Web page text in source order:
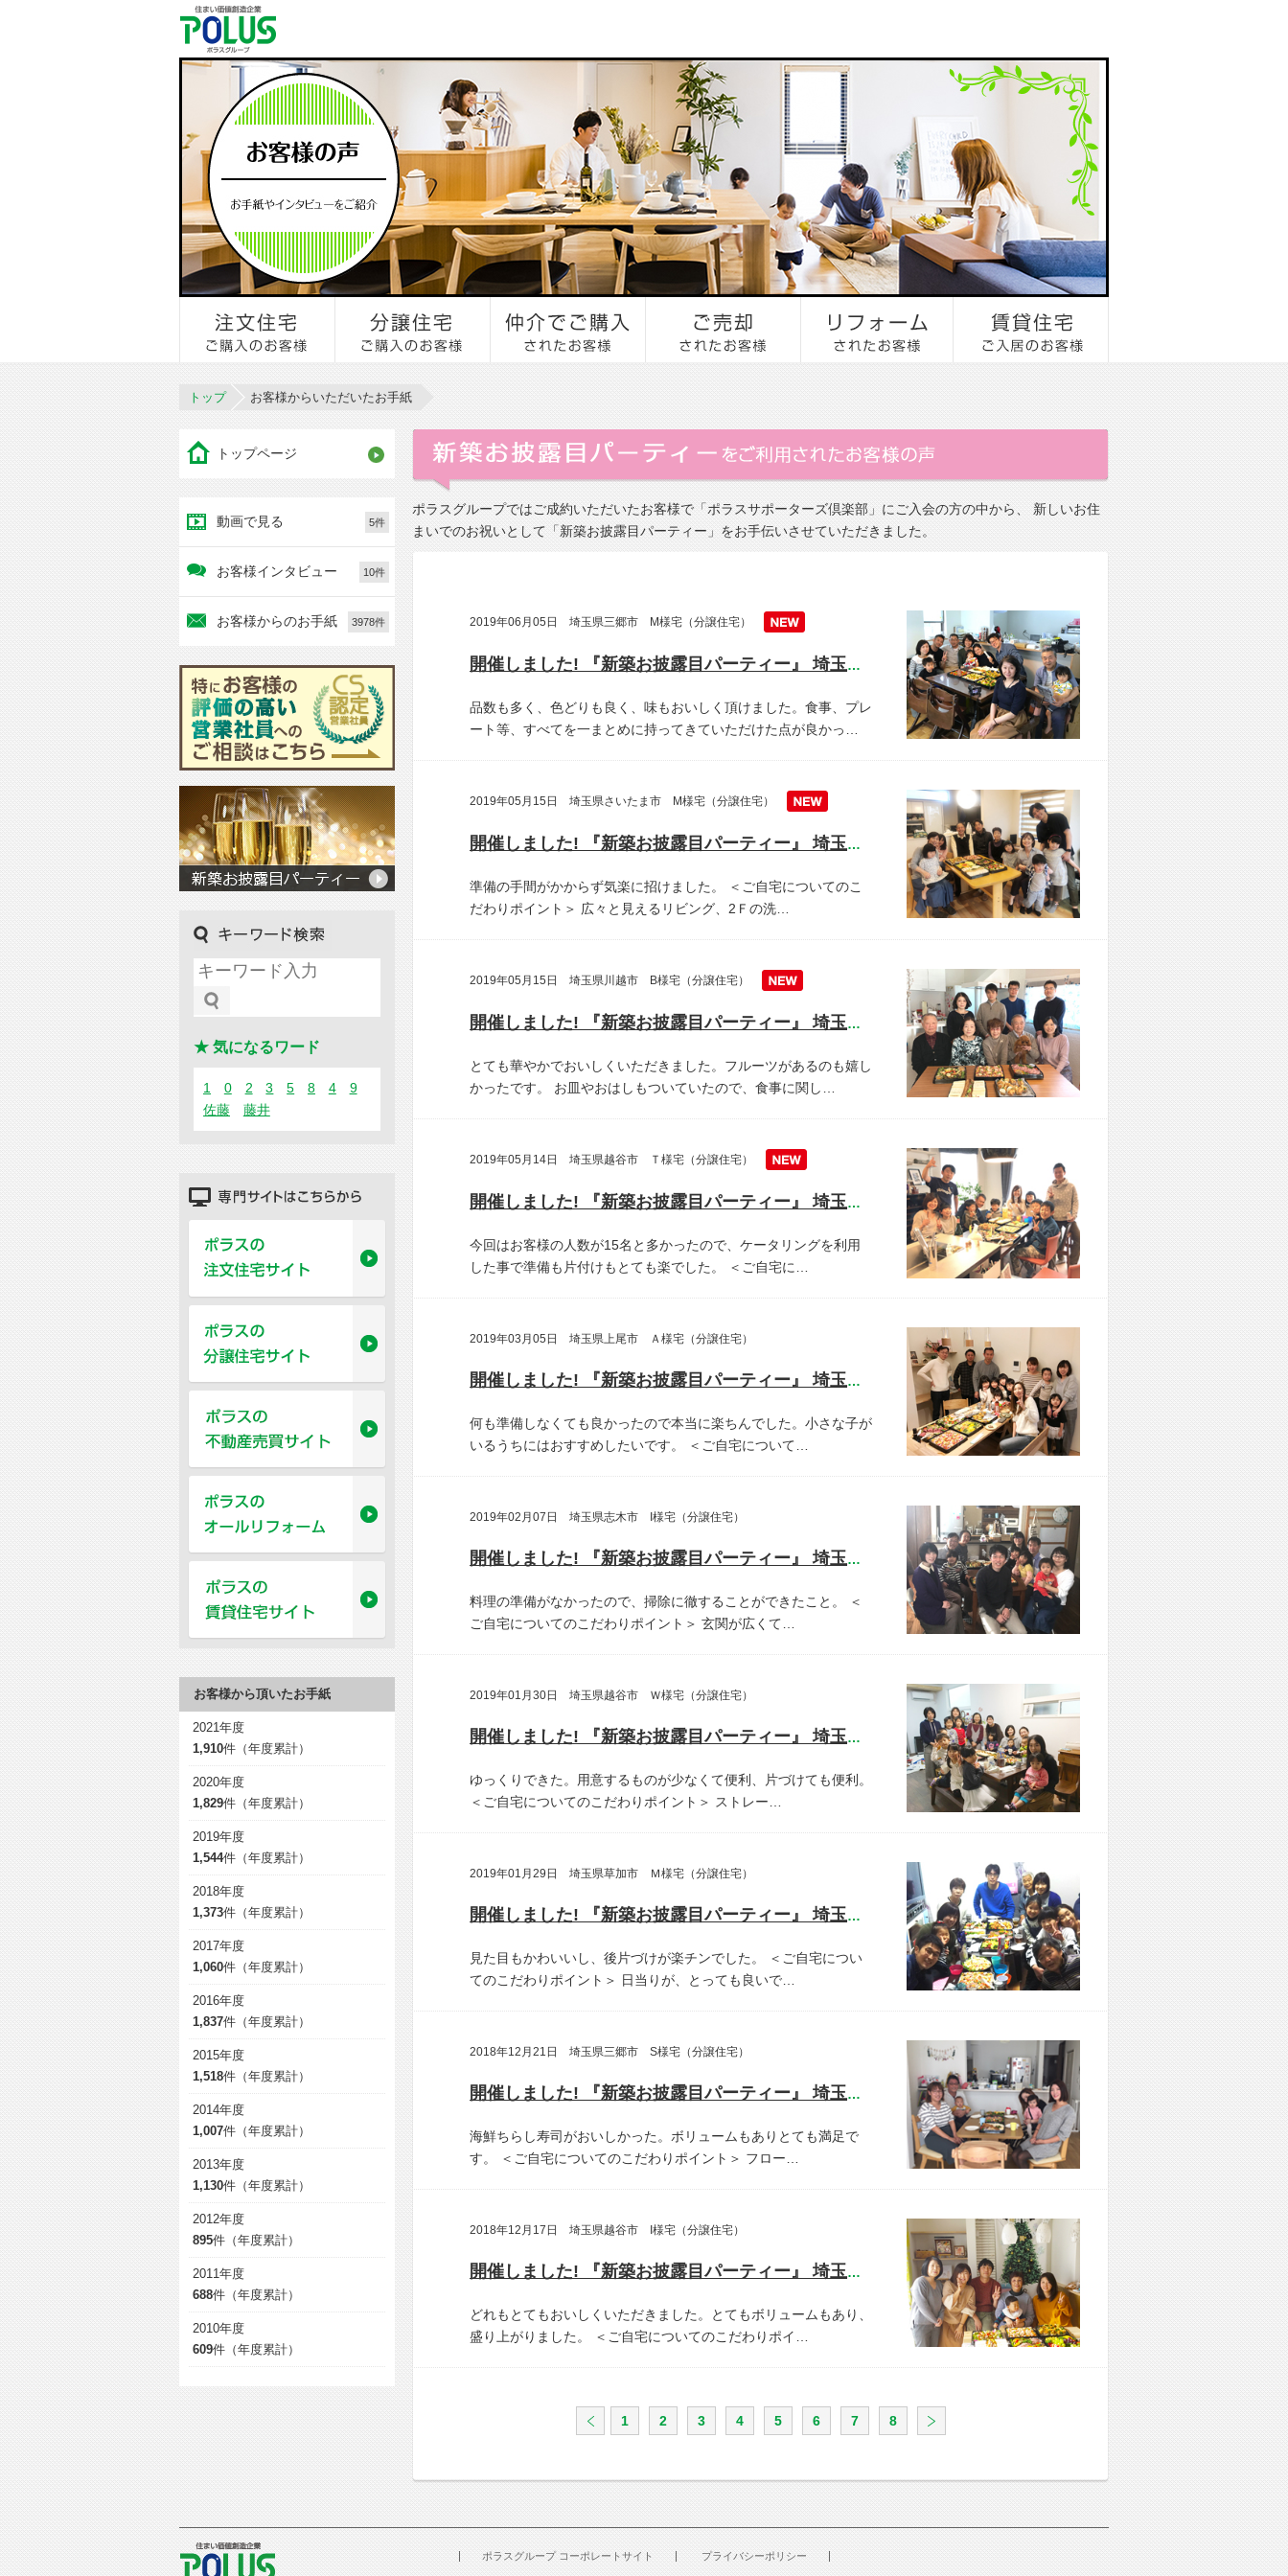
トップ お客様からいただいたお手紙
ポラスグループではご成約いただいたお客様で「ポラスサポーターズ倶楽部」にご入会の方の中から、 新しいお住
まいでのお祝いとして「新築お披露目パーティー」をお手伝いさせていただきました。
2019年06月05日 埼玉県三郷市 M様宅（分譲住宅）
開催しました! 『新築お披露目パーティー』 埼玉県三郷市 M様宅
品数も多く、色どりも良く、味もおいしく頂けました。食事、プレ
ート等、すべてを一まとめに持ってきていただけた点が良かっ…
2019年05月15日 埼玉県さいたま市 M様宅（分譲住宅）
開催しました! 『新築お披露目パーティー』 埼玉県越谷市 M様宅
準備の手間がかからず気楽に招けました。
＜ご自宅についてのこ
だわりポイント＞ 広々と見えるリビング、2Ｆの洗…
2019年05月15日 埼玉県川越市 B様宅（分譲住宅）
開催しました! 『新築お披露目パーティー』 埼玉県川越市 B様宅
とても華やかでおいしくいただきました。フルーツがあるのも嬉し
かったです。
お皿やおはしもついていたので、食事に関し…
2019年05月14日 埼玉県越谷市 Ｔ様宅（分譲住宅）
開催しました! 『新築お披露目パーティー』 埼玉県越谷市 T様宅
今回はお客様の人数が15名と多かったので、ケータリングを利用
した事で準備も片付けもとても楽でした。
＜ご自宅に…
2019年03月05日 埼玉県上尾市 Ａ様宅（分譲住宅）
開催しました! 『新築お披露目パーティー』 埼玉県上尾市 A様宅
何も準備しなくても良かったので本当に楽ちんでした。小さな子が
いるうちにはおすすめしたいです。
＜ご自宅について…
2019年02月07日 埼玉県志木市 I様宅（分譲住宅）
開催しました! 『新築お披露目パーティー』 埼玉県志木市 I様宅
料理の準備がなかったので、掃除に徹することができたこと。
＜
ご自宅についてのこだわりポイント＞ 玄関が広くて…
2019年01月30日 埼玉県越谷市 Ｗ様宅（分譲住宅）
開催しました! 『新築お披露目パーティー』 埼玉県越谷市 W様宅
ゆっくりできた。用意するものが少なくて便利、片づけても便利。
＜ご自宅についてのこだわりポイント＞ ストレー…
2019年01月29日 埼玉県草加市 Ｍ様宅（分譲住宅）
開催しました! 『新築お披露目パーティー』 埼玉県草加市 M様宅
見た目もかわいいし、後片づけが楽チンでした。
＜ご自宅につい
てのこだわりポイント＞ 日当りが、とっても良いで…
2018年12月21日 埼玉県三郷市 S様宅（分譲住宅）
開催しました! 『新築お披露目パーティー』 埼玉県三郷市 S様宅
海鮮ちらし寿司がおいしかった。ボリュームもありとても満足で
す。
＜ご自宅についてのこだわりポイント＞ フロー…
2018年12月17日 埼玉県越谷市 I様宅（分譲住宅）
開催しました! 『新築お披露目パーティー』 埼玉県越谷市 I様宅
どれもとてもおいしくいただきました。とてもボリュームもあり、
盛り上がりました。
＜ご自宅についてのこだわりポイ…
1 2 3 4 5 6 7 8
トップページ
動画で見る 5件
お客様インタビュー 10件
お客様からのお手紙 3978件
★ 気になるワード
1 0 2 3 5 8 4
9
佐藤
藤井
お客様から頂いたお手紙
2021年度
1,910件（年度累計）
2020年度
1,829件（年度累計）
2019年度
1,544件（年度累計）
2018年度
1,373件（年度累計）
2017年度
1,060件（年度累計）
2016年度
1,837件（年度累計）
2015年度
1,518件（年度累計）
2014年度
1,007件（年度累計）
2013年度
1,130件（年度累計）
2012年度
895件（年度累計）
2011年度
688件（年度累計）
2010年度
609件（年度累計）
ポラスグループ コーポレートサイト
プライバシーポリシー